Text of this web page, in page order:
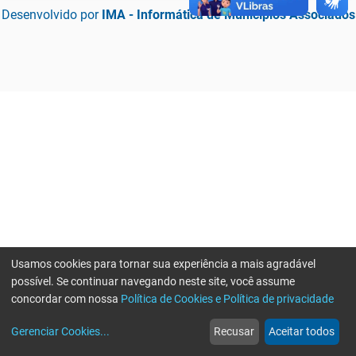
Desenvolvido por IMA - Informática de Municípios Associados
web
Notícias
more_horiz
Mais
Usamos cookies para tornar sua experiência a mais agradável
possível. Se continuar navegando neste site, você assume
concordar com nossa Política de Cookies e Política de privacidade
Gerenciar Cookies... Recusar Aceitar todos
Erro ao enviar informações, por favor tente novamente